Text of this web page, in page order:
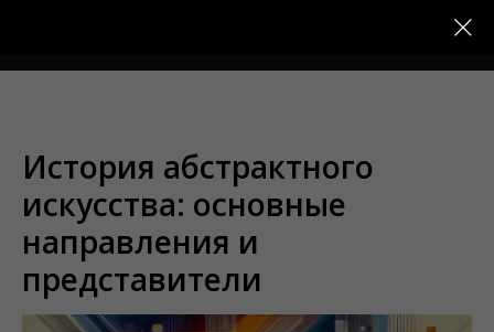
История абстрактного
искусства: основные
направления и
представители